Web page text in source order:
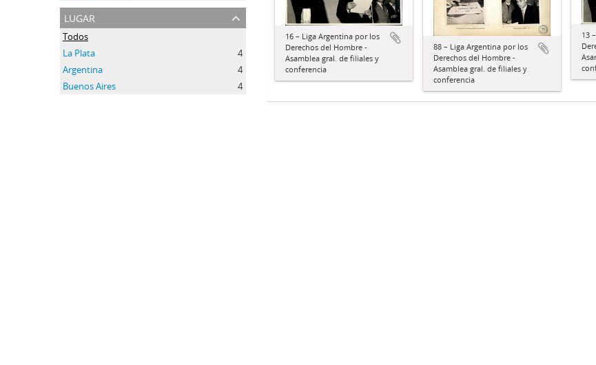
lugar
Todos
La Plata
4
Argentina
4
Buenos Aires
4
16 – Liga Argentina por los
Derechos del Hombre -
Asamblea gral. de filiales y
conferencia
88 – Liga Argentina por los
Derechos del Hombre -
Asamblea gral. de filiales y
conferencia
13